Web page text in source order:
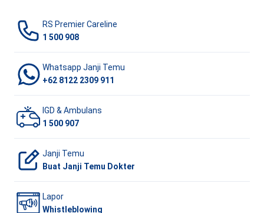
RS Premier Careline
1 500 908
Whatsapp Janji Temu
+62 8122 2309 911
IGD & Ambulans
1 500 907
Janji Temu
Buat Janji Temu Dokter
Lapor
Whistleblowing